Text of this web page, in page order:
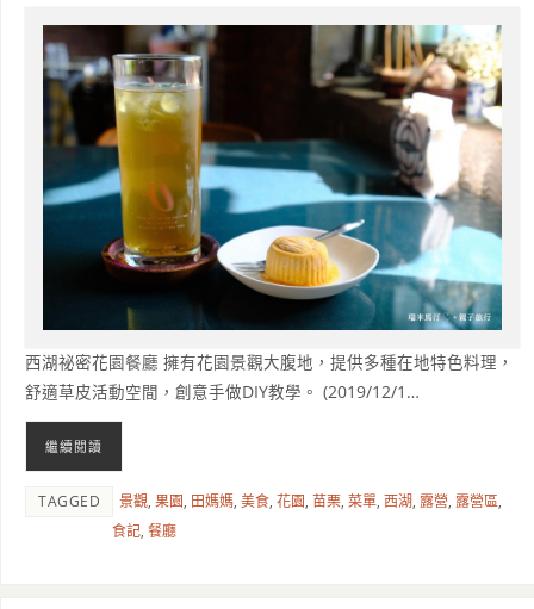
西湖祕密花園餐廳 擁有花園景觀大腹地，提供多種在地特色料理，
舒適草皮活動空間，創意手做DIY教學。 (2019/12/1…
繼續閱讀
TAGGED 景觀,果園, 田媽媽,美食,花園,苗栗,菜單,西湖, 露營, 露營區,
食記,餐廳